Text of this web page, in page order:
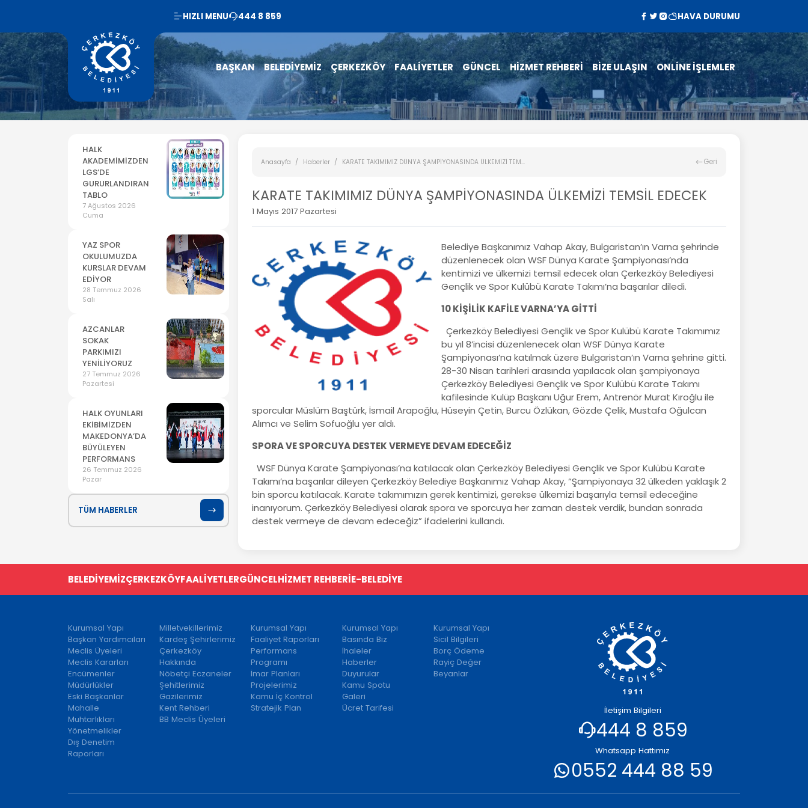
HIZLI MENU 444 8 859 HAVA DURUMU
BAŞKAN BELEDİYEMİZ ÇERKEZKÖY FAALİYETLER GÜNCEL HİZMET REHBERİ BİZE ULAŞIN ONLİNE İŞLEMLER
HALK
AKADEMİMİZDEN
LGS’DE
GURURLANDIRAN
TABLO
7 Ağustos 2026
Cuma
YAZ SPOR
OKULUMUZDA
KURSLAR DEVAM
EDİYOR
28 Temmuz 2026
Salı
AZCANLAR
SOKAK
PARKIMIZI
YENİLİYORUZ
27 Temmuz 2026
Pazartesi
HALK OYUNLARI
EKİBİMİZDEN
MAKEDONYA’DA
BÜYÜLEYEN
PERFORMANS
26 Temmuz 2026
Pazar
TÜM HABERLER
Anasayfa Haberler KARATE TAKIMIMIZ DÜNYA ŞAMPİYONASINDA ÜLKEMİZİ TEM... Geri
KARATE TAKIMIMIZ DÜNYA ŞAMPİYONASINDA ÜLKEMİZİ TEMSİL EDECEK
1 Mayıs 2017 Pazartesi
Belediye Başkanımız Vahap Akay, Bulgaristan’ın Varna şehrinde
düzenlenecek olan WSF Dünya Karate Şampiyonası’nda
kentimizi ve ülkemizi temsil edecek olan Çerkezköy Belediyesi
Gençlik ve Spor Kulübü Karate Takımı’na başarılar diledi.
10 KİŞİLİK KAFİLE VARNA’YA GİTTİ
Çerkezköy Belediyesi Gençlik ve Spor Kulübü Karate Takımımız
bu yıl 8’incisi düzenlenecek olan WSF Dünya Karate
Şampiyonası’na katılmak üzere Bulgaristan’ın Varna şehrine gitti.
28-30 Nisan tarihleri arasında yapılacak olan şampiyonaya
Çerkezköy Belediyesi Gençlik ve Spor Kulübü Karate Takımı
kafilesinde Kulüp Başkanı Uğur Erem, Antrenör Murat Kıroğlu ile
sporcular Müslüm Baştürk, İsmail Arapoğlu, Hüseyin Çetin, Burcu Özlükan, Gözde Çelik, Mustafa Oğulcan
Alımcı ve Selim Sofuoğlu yer aldı.
SPORA VE SPORCUYA DESTEK VERMEYE DEVAM EDECEĞİZ
WSF Dünya Karate Şampiyonası’na katılacak olan Çerkezköy Belediyesi Gençlik ve Spor Kulübü Karate
Takımı’na başarılar dileyen Çerkezköy Belediye Başkanımız Vahap Akay, “Şampiyonaya 32 ülkeden yaklaşık 2
bin sporcu katılacak. Karate takımımızın gerek kentimizi, gerekse ülkemizi başarıyla temsil edeceğine
inanıyorum. Çerkezköy Belediyesi olarak spora ve sporcuya her zaman destek verdik, bundan sonrada
destek vermeye de devam edeceğiz” ifadelerini kullandı.
BELEDİYEMİZÇERKEZKÖYFAALİYETLERGÜNCELHİZMET REHBERİE-BELEDİYE
Kurumsal Yapı
Başkan Yardımcıları
Meclis Üyeleri
Meclis Kararları
Encümenler
Müdürlükler
Eski Başkanlar
Mahalle
Muhtarlıkları
Yönetmelikler
Dış Denetim
Raporları
Milletvekillerimiz
Kardeş Şehirlerimiz
Çerkezköy
Hakkında
Nöbetçi Eczaneler
Şehitlerimiz
Gazilerimiz
Kent Rehberi
BB Meclis Üyeleri
Kurumsal Yapı
Faaliyet Raporları
Performans
Programı
İmar Planları
Projelerimiz
Kamu İç Kontrol
Stratejik Plan
Kurumsal Yapı
Basında Biz
İhaleler
Haberler
Duyurular
Kamu Spotu
Galeri
Ücret Tarifesi
Kurumsal Yapı
Sicil Bilgileri
Borç Ödeme
Rayiç Değer
Beyanlar
İletişim Bilgileri
444 8 859
Whatsapp Hattımız
0552 444 88 59